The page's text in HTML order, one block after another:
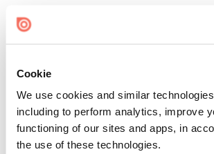
Cookie
We use cookies and similar
including to perform analytics, improve
functioning of our sites and apps, in
the use of these technologies.